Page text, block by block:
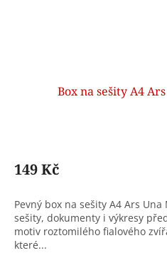
Box na sešity A4
149 Kč
Pevný box na sešity A4 Ars
sešity, dokumenty i výkresy
motiv roztomilého fialového
které...